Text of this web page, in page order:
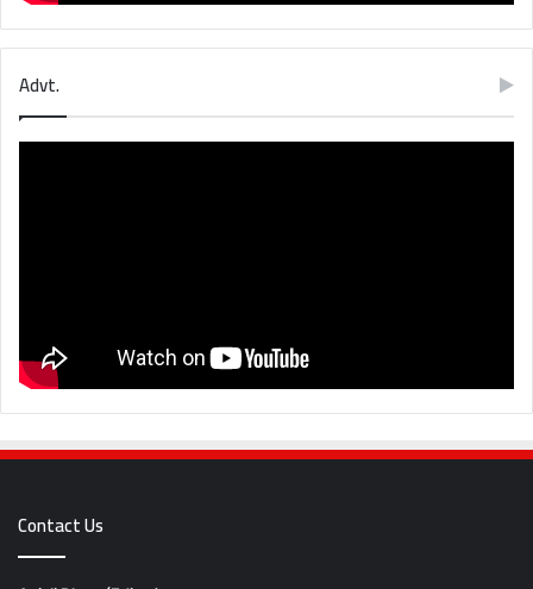
Advt.
Contact Us